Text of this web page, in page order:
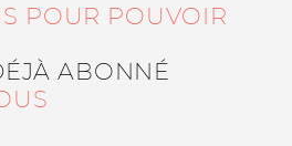
POUR POUVOIR
ABONNÉ